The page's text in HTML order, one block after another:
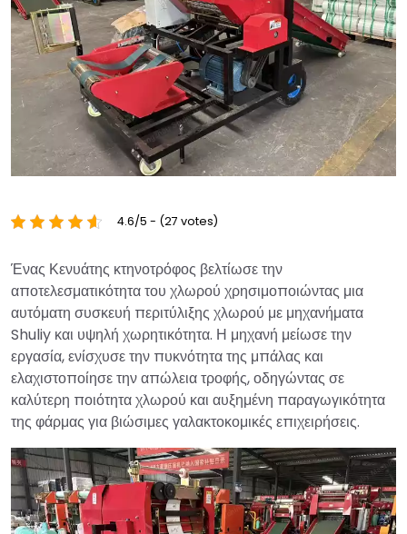
4.6/5 - (27 votes)
Ένας Κενυάτης κτηνοτρόφος βελτίωσε την
αποτελεσματικότητα του χλωρού χρησιμοποιώντας μια
αυτόματη συσκευή περιτύλιξης χλωρού με μηχανήματα
Shuliy και υψηλή χωρητικότητα. Η μηχανή μείωσε την
εργασία, ενίσχυσε την πυκνότητα της μπάλας και
ελαχιστοποίησε την απώλεια τροφής, οδηγώντας σε
καλύτερη ποιότητα χλωρού και αυξημένη παραγωγικότητα
της φάρμας για βιώσιμες γαλακτοκομικές επιχειρήσεις.